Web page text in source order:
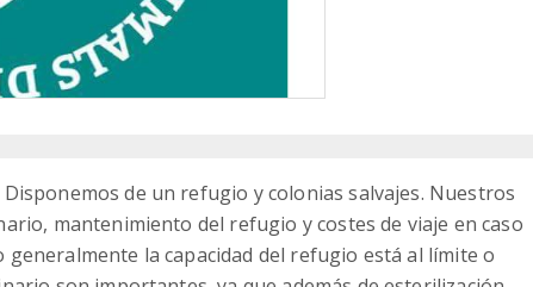
de un refugio y colonias salvajes. Nuestros
mantenimiento del refugio y costes de viaje en caso
generalmente la capacidad del refugio está al límite o